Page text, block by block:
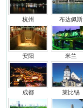
杭州
安阳
成都
布达佩斯
米兰
莱比锡